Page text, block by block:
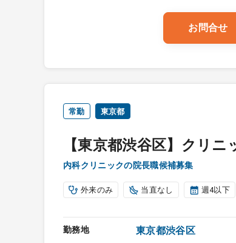
お問合せ
常勤 東京都
【東京都渋谷区】クリ
内科クリニックの院長職候補募集
外来のみ 当直なし 週4以下
勤務地 東京都渋谷区